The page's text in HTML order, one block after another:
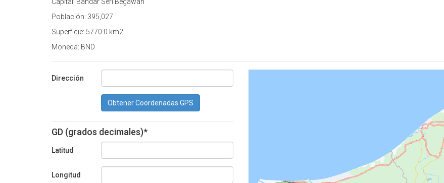
Población: 395,027
Superficie: 5770.0 km2
Moneda: BND
Dirección
Obtener Coordenadas GPS
GD (grados decimales)*
Latitud
Longitud